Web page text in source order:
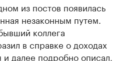
из постов появилась
незаконным путем.
коллега
в справке о доходах
далее подробно описал,